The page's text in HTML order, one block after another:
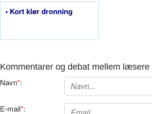
• Kort klør dronning
Kommentarer og debat mellem læsere
Navn*:
E-mail*: